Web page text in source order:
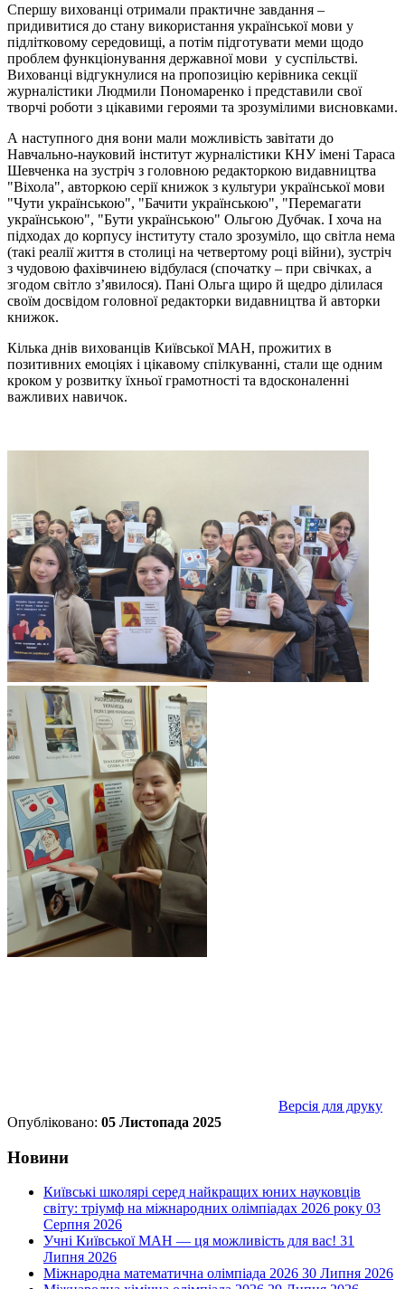
Спершу вихованці отримали практичне завдання –
придивитися до стану використання української мови у
підлітковому середовищі, а потім підготувати меми щодо
проблем функціонування державної мови у суспільстві.
Вихованці відгукнулися на пропозицію керівника секції
журналістики Людмили Пономаренко і представили свої
творчі роботи з цікавими героями та зрозумілими висновками.
А наступного дня вони мали можливість завітати до
Навчально-науковий інститут журналістики КНУ імені Тараса
Шевченка на зустріч з головною редакторкою видавництва
"Віхола", авторкою серії книжок з культури української мови
"Чути українською", "Бачити українською", "Перемагати
українською", "Бути українською" Ольгою Дубчак. І хоча на
підходах до корпусу інституту стало зрозуміло, що світла нема
(такі реалії життя в столиці на четвертому році війни), зустріч
з чудовою фахівчинею відбулася (спочатку – при свічках, а
згодом світло з’явилося). Пані Ольга щиро й щедро ділилася
своїм досвідом головної редакторки видавництва й авторки
книжок.
Кілька днів вихованців Київської МАН, прожитих в
позитивних емоціях і цікавому спілкуванні, стали ще одним
кроком у розвитку їхньої грамотності та вдосконаленні
важливих навичок.
Версія для друку
Опубліковано: 05 Листопада 2025
Новини
Київські школярі серед найкращих юних науковців
світу: тріумф на міжнародних олімпіадах 2026 року 03
Серпня 2026
Учні Київської МАН — ця можливість для вас! 31
Липня 2026
Міжнародна математична олімпіада 2026 30 Липня 2026